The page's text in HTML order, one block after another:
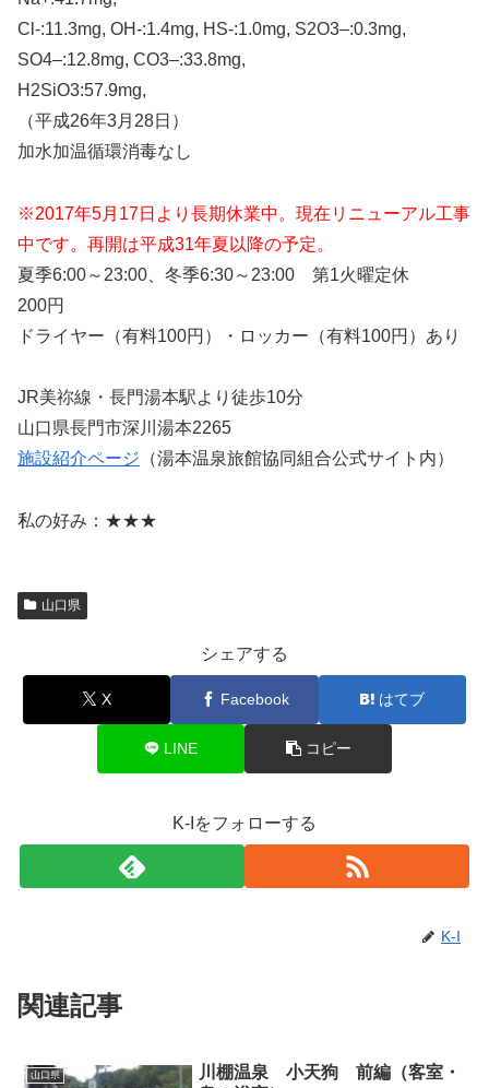
Cl-:11.3mg, OH-:1.4mg, HS-:1.0mg, S2O3–:0.3mg,
SO4–:12.8mg, CO3–:33.8mg,
H2SiO3:57.9mg,
（平成26年3月28日）
加水加温循環消毒なし
※2017年5月17日より長期休業中。現在リニューアル工事
中です。再開は平成31年夏以降の予定。
夏季6:00～23:00、冬季6:30～23:00 第1火曜定休
200円
ドライヤー（有料100円）・ロッカー（有料100円）あり
JR美祢線・長門湯本駅より徒歩10分
山口県長門市深川湯本2265
施設紹介ページ （湯本温泉旅館協同組合公式サイト内）
私の好み：★★★
山口県
シェアする
X Facebook はてブ
LINE コピー
K-Iをフォローする
K-I
関連記事
山口県
川棚温泉 小天狗 前編（客室・